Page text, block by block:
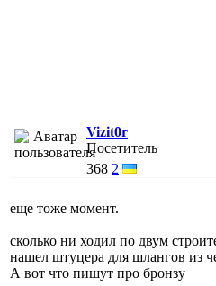
Vizit0r
Посетитель
368 2
еще тоже момент.
сколько ни ходил по двум
нашел штуцера для шлангов из
А вот что пишут про бронзу